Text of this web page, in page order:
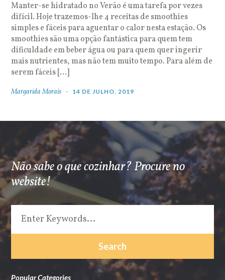
Manter-se hidratado no Verão é uma tarefa por vezes
difícil. Hoje trazemos-lhe 4 receitas de smoothies
simples e fáceis para aguentar o calor nesta estação. Os
smoothies são uma opção fantástica para quem tem
dificuldade em beber água ou para quem quer ingerir
mais nutrientes, mas não tem muito tempo. Para além de
serem fáceis […]
Margarida Morais 14 DE JULHO, 2019
Não sabe o que cozinhar? Procure no
website!
Popular Categories